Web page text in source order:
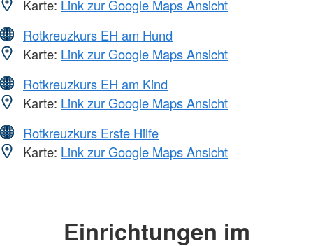
Karte: Link zur Google Maps Ansicht
Rotkreuzkurs EH am Hund
Karte: Link zur Google Maps Ansicht
Rotkreuzkurs EH am Kind
Karte: Link zur Google Maps Ansicht
Rotkreuzkurs Erste Hilfe
Karte: Link zur Google Maps Ansicht
Einrichtungen im